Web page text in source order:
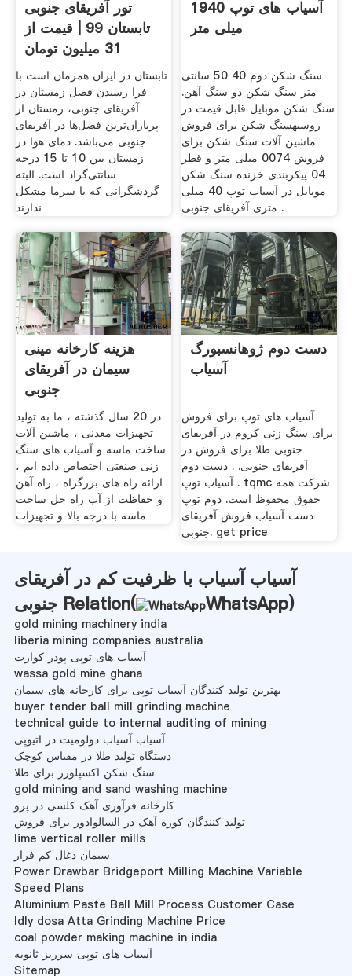
تور آفریقای جنوبی
تابستان 99 | قیمت از
31 میلیون تومان
تابستان در ایران همزمان است با
فرا رسیدن فصل زمستان در
آفریقای جنوبی، زمستان از
پرباران‌ترین فصل‌ها در آفریقای
جنوبی می‌باشد. دمای هوا در
زمستان بین 10 تا 15 درجه
سانتی‌گراد است. البته
گردشگرانی که با سرما مشکل
ندارند
آسیاب های توپ 1940
میلی متر
سنگ شکن دوم 40 50 سانتی
متر سنگ شکن دو سنگ آهن.
سنگ شکن موبایل قابل قیمت در
روسیهسنگ شکن برای فروش
ماشین آلات سنگ شکن برای
فروش 0074 میلی متر و قطر
04 پیکربندی خزنده سنگ شکن
موبایل در آسیاب توپ 40 میلی
متری آفریقای جنوبی .
هزینه کارخانه مینی
سیمان در آفریقای
جنوبی
در 20 سال گذشته ، ما به تولید
تجهیزات معدنی ، ماشین آلات
ساخت ماسه و آسیاب های سنگ
زنی صنعتی اختصاص داده ایم ،
ارائه راه های بزرگراه ، راه آهن
و حفاظت از آب راه حل ساخت
ماسه با درجه بالا و تجهیزات
دست دوم ژوهانسبورگ
آسیاب
آسیاب های توپ برای فروش
برای سنگ زنی کروم در آفریقای
جنوبی طلا برای فروش در
آفریقای جنوبی. . دست دوم
آسیاب توپ . tqmc شرکت همه
حقوق محفوظ است. دوم توپ
دست آسیاب فروش آفریقای
جنوبی. get price
آسیاب آسیاب با ظرفیت کم در آفریقای
جنوبی Relation(
WhatsApp)
gold mining machinery india
liberia mining companies australia
آسیاب های توپی پودر کوارت
wassa gold mine ghana
بهترین تولید کنندگان آسیاب توپی برای کارخانه های سیمان
buyer tender ball mill grinding machine
technical guide to internal auditing of mining
آسیاب آسیاب دولومیت در اتیوپی
دستگاه تولید طلا در مقیاس کوچک
سنگ شکن اکسپلورر برای طلا
gold mining and sand washing machine
کارخانه فرآوری آهک کلسی در پرو
تولید کنندگان کوره آهک در السالوادور برای فروش
lime vertical roller mills
سیمان ذغال کم فرار
Power Drawbar Bridgeport Milling Machine Variable
Speed Plans
Aluminium Paste Ball Mill Process Customer Case
Idly dosa Atta Grinding Machine Price
coal powder making machine in india
آسیاب های توپی سرریز ثانویه
Sitemap